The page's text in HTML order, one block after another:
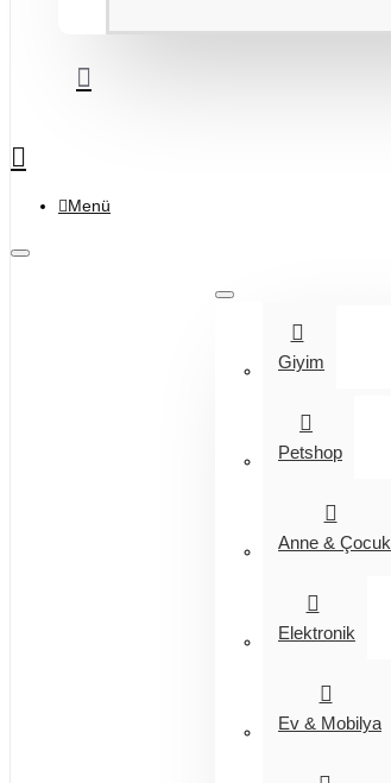
Menü
Giyim
Petshop
Anne & Çocuk
Elektronik
Ev & Mobilya